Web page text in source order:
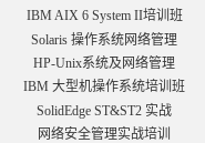
IBM AIX 6 System II培训班
Solaris 操作系统网络管理
HP-Unix系统及网络管理
IBM 大型机操作系统培训班
SolidEdge ST&ST2 实战
网络安全管理实战培训